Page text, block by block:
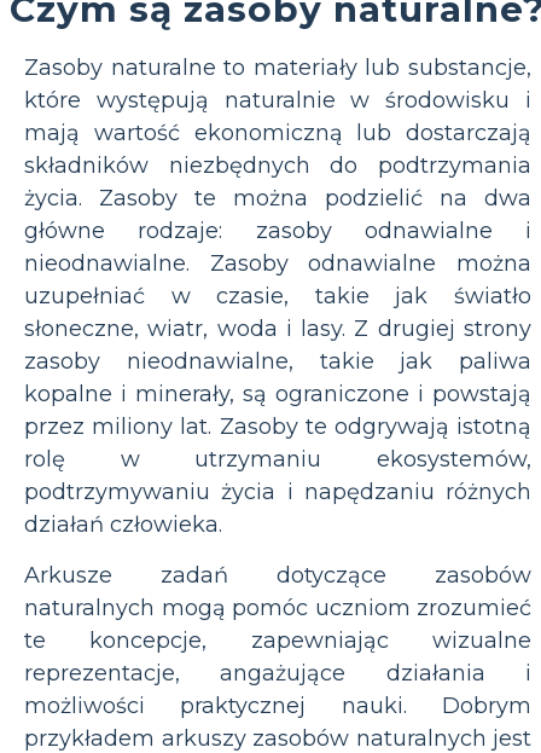
Zasoby naturalne to materiały lub substancje,
które występują naturalnie w środowisku i
mają wartość ekonomiczną lub dostarczają
składników niezbędnych do podtrzymania
życia. Zasoby te można podzielić na dwa
główne rodzaje: zasoby odnawialne i
nieodnawialne. Zasoby odnawialne można
uzupełniać w czasie, takie jak światło
słoneczne, wiatr, woda i lasy. Z drugiej strony
zasoby nieodnawialne, takie jak paliwa
kopalne i minerały, są ograniczone i powstają
przez miliony lat. Zasoby te odgrywają istotną
rolę w utrzymaniu ekosystemów,
podtrzymywaniu życia i napędzaniu różnych
działań człowieka.
Arkusze zadań dotyczące zasobów
naturalnych mogą pomóc uczniom zrozumieć
te koncepcje, zapewniając wizualne
reprezentacje, angażujące działania i
możliwości praktycznej nauki. Dobrym
przykładem arkuszy zasobów naturalnych jest